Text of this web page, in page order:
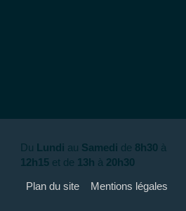
Du Lundi au Samedi de 8h30 à
12h15 et de 13h à 20h30
Plan du site
Mentions légales